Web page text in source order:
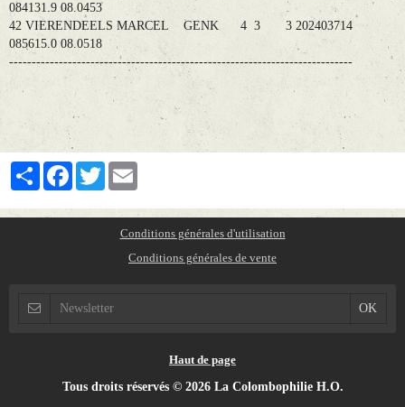
084131.9 08.0453
42 VIERENDEELS MARCEL GENK 4 3 3 202403714
085615.0 08.0518
----------------------------------------------------------------------------
PartagerFacebookTwitter
Conditions générales d'utilisation
Conditions générales de vente
Haut de page
Tous droits réservés © 2026 La Colombophilie H.O.